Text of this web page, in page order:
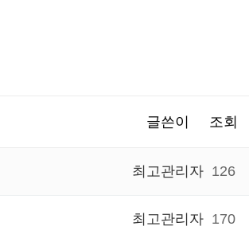
글쓴이 조회
최고관리자 126
최고관리자 170